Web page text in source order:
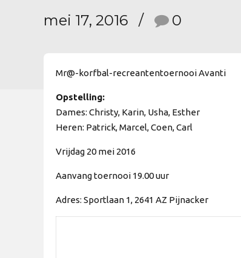
mei 17, 2016 0
Mr@-korfbal-recreantentoernooi Avanti
Opstelling:
Dames: Christy, Karin, Usha, Esther
Heren: Patrick, Marcel, Coen, Carl
Vrijdag 20 mei 2016
Aanvang toernooi 19.00 uur
Adres: Sportlaan 1, 2641 AZ Pijnacker